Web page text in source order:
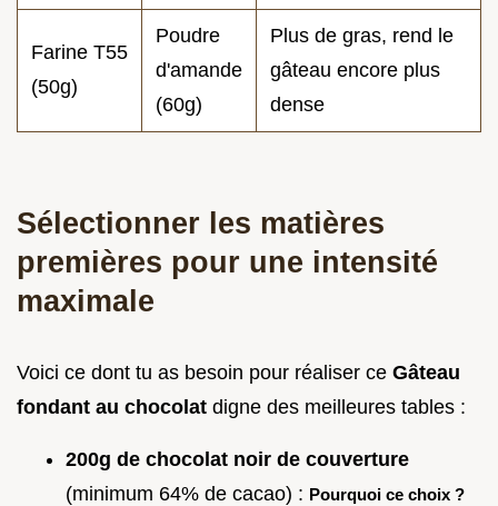
Farine T55
(50g)
Poudre
d'amande
(60g)
Plus de gras, rend le
gâteau encore plus
dense
Sélectionner les matières
premières pour une intensité
maximale
Voici ce dont tu as besoin pour réaliser ce Gâteau
fondant au chocolat digne des meilleures tables :
200g de chocolat noir de couverture
(minimum 64% de cacao) : Pourquoi ce choix ?